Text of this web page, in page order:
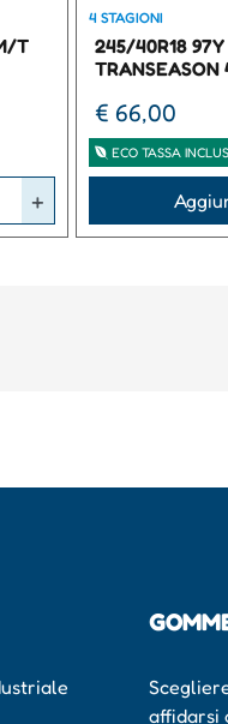
T
4 STAGIONI
245/40R18
TRANSEASON
€ 66,00
ECO TASSA
affidarsi